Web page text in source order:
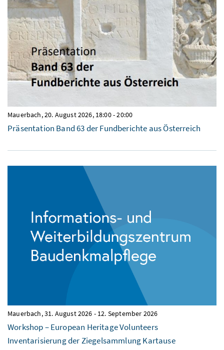
Mauerbach,20. August 2026, 18:00-20:00
Präsentation Band 63 der Fundberichte aus Österreich
Mauerbach,31. August 2026 - 12. September 2026
Workshop – European Heritage Volunteers
Inventarisierung der Ziegelsammlung Kartause